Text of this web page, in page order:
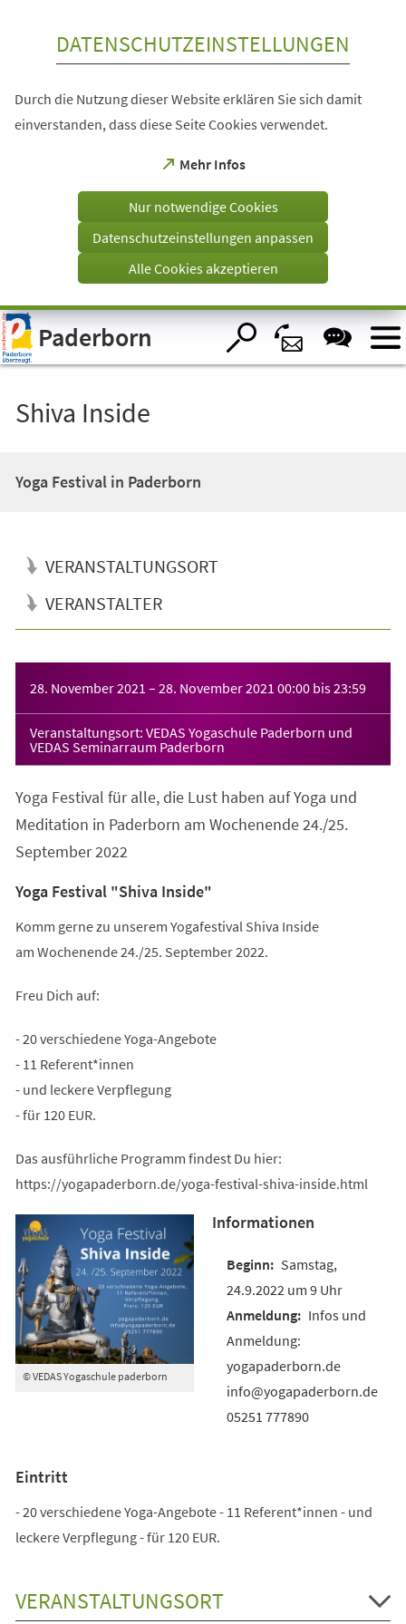
Visuelle
Assistenzsoftware
öffnen.
DATENSCHUTZEINSTELLUNGEN
Durch die Nutzung dieser Website erklären Sie sich damit
einverstanden, dass diese Seite Cookies verwendet.
Mehr Infos
(Öffnet
einem
Tab)
Nur notwendige Cookies
Datenschutzeinstellungen anpassen
Alle Cookies akzeptieren
Paderborn
Shiva Inside
Yoga Festival in Paderborn
VERANSTALTUNGSORT
VERANSTALTER
28. November 2021 – 28. November 2021 00:00 bis23:59
Veranstaltungsort: VEDAS Yogaschule Paderborn und
VEDAS Seminarraum Paderborn
Yoga Festival für alle, die Lust haben auf Yoga und
Meditation in Paderborn am Wochenende 24./25.
September 2022
Yoga Festival "Shiva Inside"
Komm gerne zu unserem Yogafestival Shiva Inside
am Wochenende 24./25. September 2022.
Freu Dich auf:
- 20 verschiedene Yoga-Angebote
- 11 Referent*innen
- und leckere Verpflegung
- für 120 EUR.
Das ausführliche Programm findest Du hier:
https://yogapaderborn.de/yoga-festival-shiva-inside.html
© VEDAS Yogaschule paderborn
Informationen
Samstag,
24.9.2022 um 9 Uhr
Infos und
Anmeldung:
yogapaderborn.de
info@yogapaderborn.de
05251 777890
Eintritt
- 20 verschiedene Yoga-Angebote - 11 Referent*innen - und
leckere Verpflegung - für 120 EUR.
VERANSTALTUNGSORT